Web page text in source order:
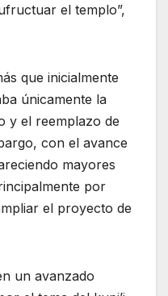
el templo”,
que inicialmente
únicamente la
y el reemplazo de
con el avance
mayores
por
el proyecto de
un avanzado